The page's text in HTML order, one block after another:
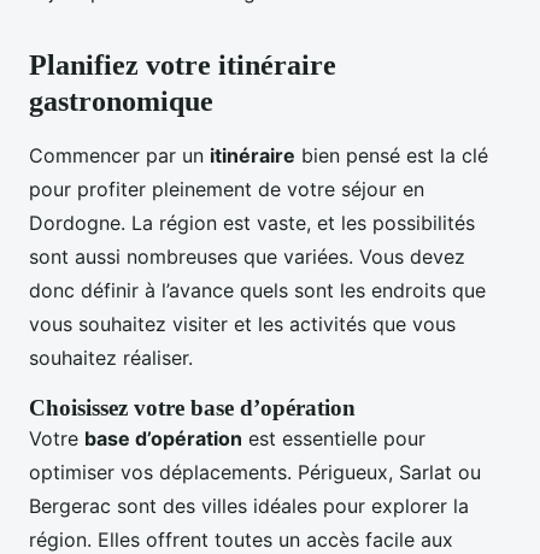
Planifiez votre itinéraire
gastronomique
Commencer par un itinéraire bien pensé est la clé
pour profiter pleinement de votre séjour en
Dordogne. La région est vaste, et les possibilités
sont aussi nombreuses que variées. Vous devez
donc définir à l’avance quels sont les endroits que
vous souhaitez visiter et les activités que vous
souhaitez réaliser.
Choisissez votre base d’opération
Votre base d’opération est essentielle pour
optimiser vos déplacements. Périgueux, Sarlat ou
Bergerac sont des villes idéales pour explorer la
région. Elles offrent toutes un accès facile aux